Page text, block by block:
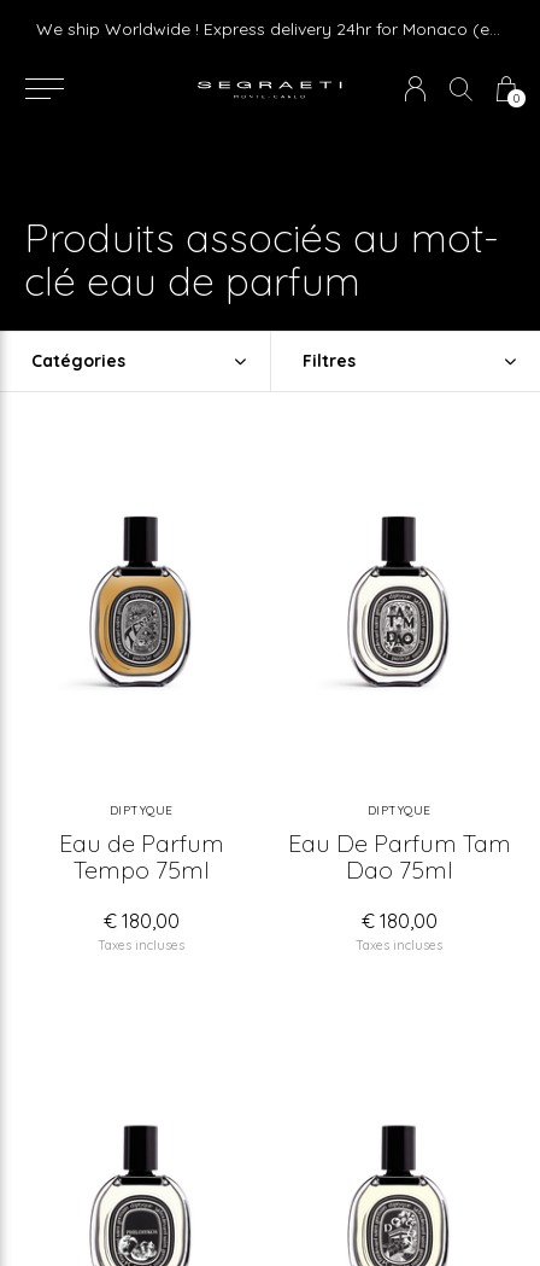
0
We ship Worldwide ! Express delivery 24hr for Monaco (excluding furniture)
Produits associés au mot-
clé eau de parfum
Catégories Filtres
DIPTYQUE
Eau de Parfum
Tempo 75ml
€ 180,00
Taxes incluses
DIPTYQUE
Eau De Parfum Tam
Dao 75ml
€ 180,00
Taxes incluses